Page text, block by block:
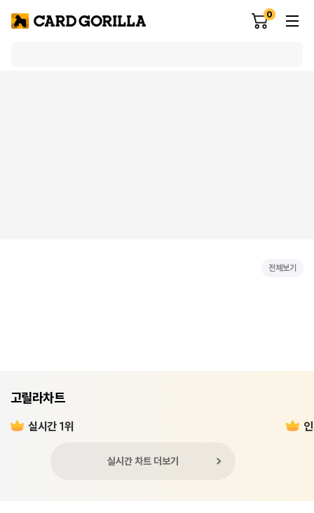
0
전체보기
고릴라차트
실시간 1위
실시간 차트 더보기